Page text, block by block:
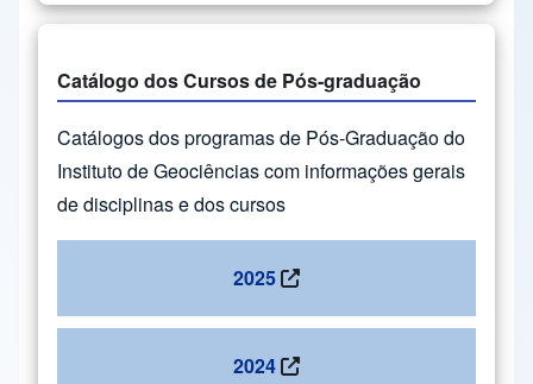
Catálogo dos Cursos de Pós-graduação
Catálogos dos programas de Pós-Graduação do
Instituto de Geociências com informações gerais
de disciplinas e dos cursos
2025
2024